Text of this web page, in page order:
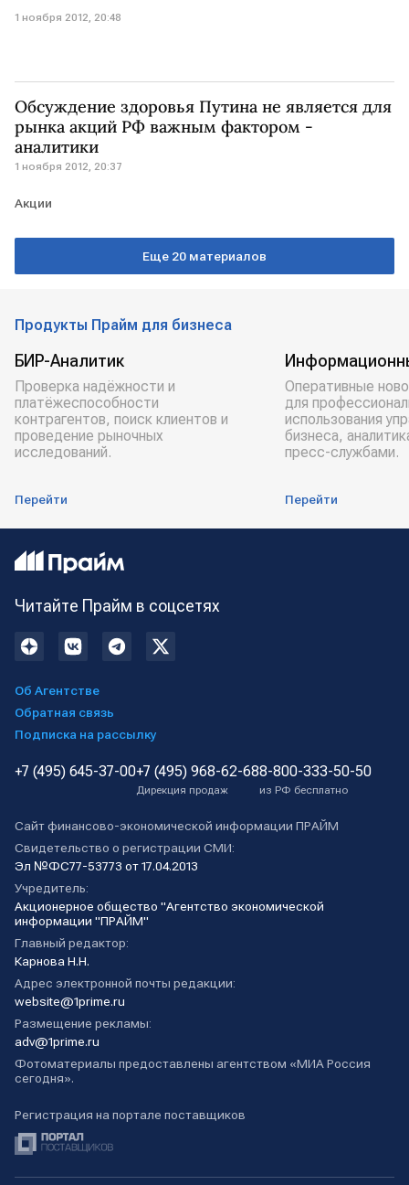
1 ноября 2012, 20:48
Обсуждение здоровья Путина не является для
рынка акций РФ важным фактором -
аналитики
1 ноября 2012, 20:37
Акции
Еще 20 материалов
Продукты Прайм для бизнеса
БИР-Аналитик
Проверка надёжности и
платёжеспособности
контрагентов, поиск клиентов и
проведение рыночных
исследований.
Перейти
Оперативные
для
использования
бизнеса,
пресс-службами.
Перейти
Читайте Прайм в соцсетях
Об Агентстве
Обратная связь
Подписка на рассылку
+7 (495) 645-37-00+7 (495) 968-62-68
Дирекция продаж
8-800-333-50-50
из РФ бесплатно
Сайт финансово-экономической информации ПРАЙМ
Свидетельство о регистрации СМИ:
Эл №ФС77-53773 от 17.04.2013
Учредитель:
Акционерное общество "Агентство экономической
информации "ПРАЙМ"
Главный редактор:
Карнова Н.Н.
Адрес электронной почты редакции:
website@1prime.ru
Размещение рекламы:
adv@1prime.ru
Фотоматериалы предоставлены агентством «МИА Россия
сегодня».
Регистрация на портале поставщиков